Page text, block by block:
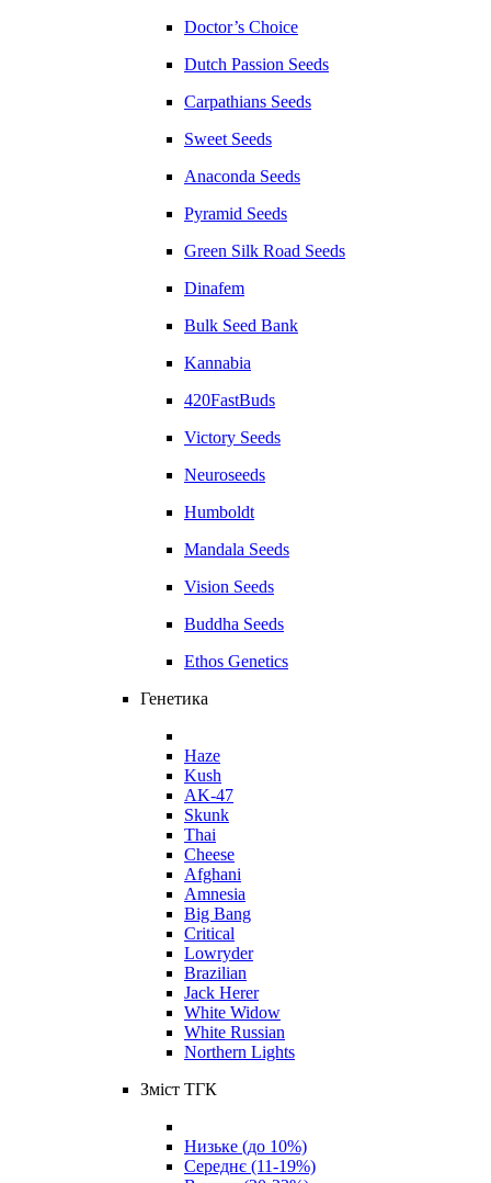
Doctor’s Choice
Dutch Passion Seeds
Carpathians Seeds
Sweet Seeds
Anaconda Seeds
Pyramid Seeds
Green Silk Road Seeds
Dinafem
Bulk Seed Bank
Kannabia
420FastBuds
Victory Seeds
Neuroseeds
Humboldt
Mandala Seeds
Vision Seeds
Buddha Seeds
Ethos Genetics
Генетика
Haze
Kush
AK-47
Skunk
Thai
Cheese
Afghani
Amnesia
Big Bang
Critical
Lowryder
Brazilian
Jack Herer
White Widow
White Russian
Northern Lights
Зміст ТГК
Низьке (до 10%)
Середнє (11-19%)